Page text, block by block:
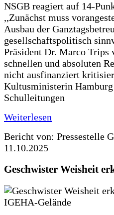
NSGB reagiert auf 14-
,,Zunächst muss
Ausbau der
gesellschaftspolitisch
Präsident Dr. Marco Trips
schnellen und absoluten
nicht ausfinanziert
Kultusministerin
Schulleitungen
Weiterlesen
Bericht von: Pressestelle
11.10.2025
Geschwister Weisheit